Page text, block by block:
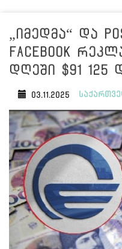
„იმედმა“ და
Facebook
დღეში $91 125
03.11.2025